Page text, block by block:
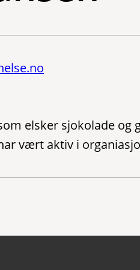
elsker sjokolade og
vært aktiv i